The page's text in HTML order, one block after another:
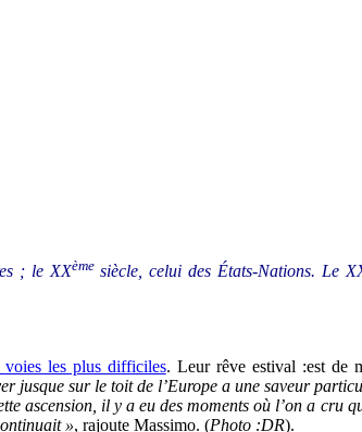
; le XXèmesiècle, celui des États-Nations. Le
les plus difficiles. Leur rêve estival :est de
jusque sur le toit de l’Europe a une saveur
ascension, il y a eu des moments où l’on a cru
», rajoute Massimo. (Photo :DR).